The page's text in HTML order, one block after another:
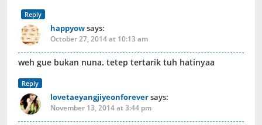
Reply
happyowsays:
October 27, 2014 at 10:13 am
weh gue bukan nuna. tetep tertarik tuh hatinyaa
Reply
lovetaeyangjiyeonforeversays:
November 13, 2014 at 3:44 pm